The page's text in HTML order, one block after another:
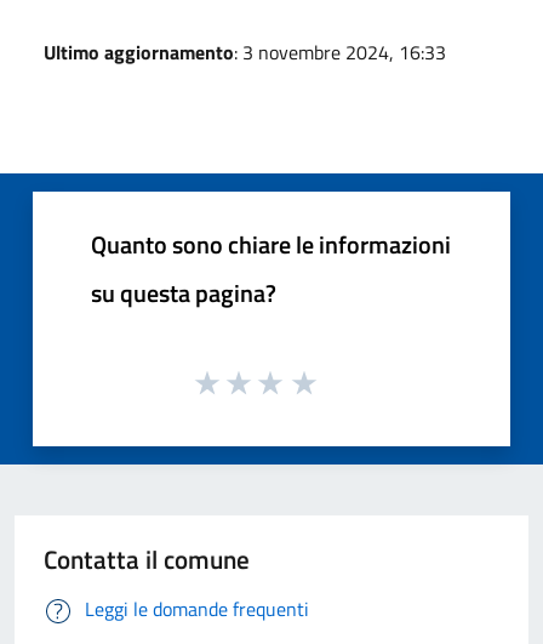
Ultimo aggiornamento: 3 novembre 2024, 16:33
Quanto sono chiare le informazioni
su questa pagina?
Contatta il comune
Leggi le domande frequenti